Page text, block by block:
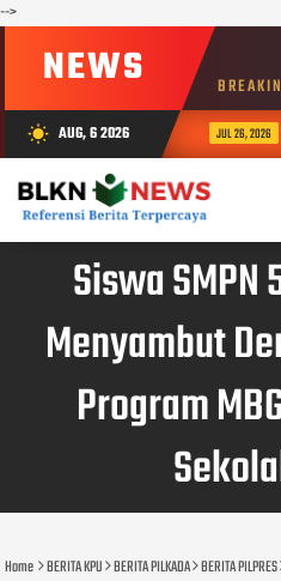
-->
NEWS
wb_sunny AUG, 6 2026 JUL 26, 2026
Siswa
Menyambut
Program
Home BERITA KPU BERITA PILKADA BERITA PILPRES